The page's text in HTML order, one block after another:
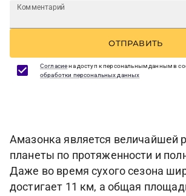
Комментарий
ОТПРАВИТЬ
Согласиена доступ к персональным данным в
обработки персональных данных
Амазонка является величайшей
планеты по протяженности и
Даже во время сухого сезона
достигает 11 км, а общая